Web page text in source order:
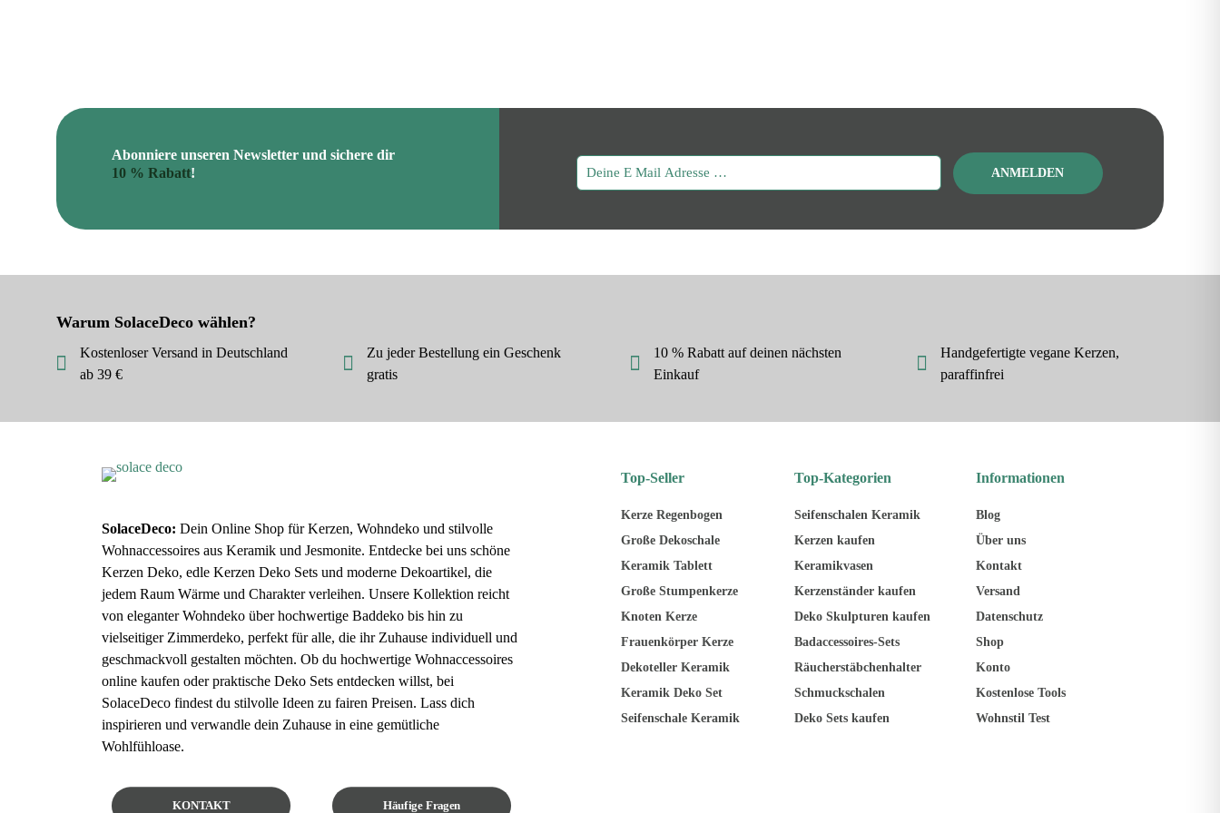
können
gewählt
Produktseite
werden
Abonniere unseren Newsletter und sichere dir
10 % Rabatt!
Warum SolaceDeco wählen?
Kostenloser Versand in Deutschland
ab 39 €
Zu jeder Bestellung ein Geschenk
gratis
10 % Rabatt auf deinen nächsten
Einkauf
Handgefertigte vegane Kerzen,
paraffinfrei
SolaceDeco: Dein Online Shop für Kerzen, Wohndeko und stilvolle
Wohnaccessoires aus Keramik und Jesmonite. Entdecke bei uns schöne
Kerzen Deko, edle Kerzen Deko Sets und moderne Dekoartikel, die
jedem Raum Wärme und Charakter verleihen. Unsere Kollektion reicht
von eleganter Wohndeko über hochwertige Baddeko bis hin zu
vielseitiger Zimmerdeko, perfekt für alle, die ihr Zuhause individuell und
geschmackvoll gestalten möchten. Ob du hochwertige Wohnaccessoires
online kaufen oder praktische Deko Sets entdecken willst, bei
SolaceDeco findest du stilvolle Ideen zu fairen Preisen. Lass dich
inspirieren und verwandle dein Zuhause in eine gemütliche
Wohlfühloase.
KONTAKT Häufige Fragen
Top-Seller
Kerze Regenbogen
Große Dekoschale
Keramik Tablett
Große Stumpenkerze
Knoten Kerze
Frauenkörper Kerze
Dekoteller Keramik
Keramik Deko Set
Seifenschale Keramik
Top-Kategorien
Seifenschalen Keramik
Kerzen kaufen
Keramikvasen
Kerzenständer kaufen
Deko Skulpturen kaufen
Badaccessoires-Sets
Räucherstäbchenhalter
Schmuckschalen
Deko Sets kaufen
Informationen
Blog
Über uns
Kontakt
Versand
Datenschutz
Shop
Konto
Kostenlose Tools
Wohnstil Test